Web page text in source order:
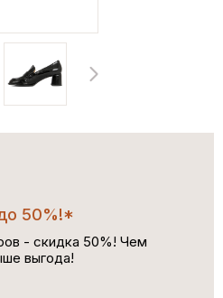
50%!*
- скидка 50%! Чем
выгода!